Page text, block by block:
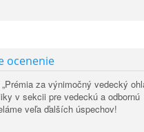
ocenenie
za výnimočný vedecký
v sekcii pre vedeckú a odbornú
veľa ďalších úspechov!